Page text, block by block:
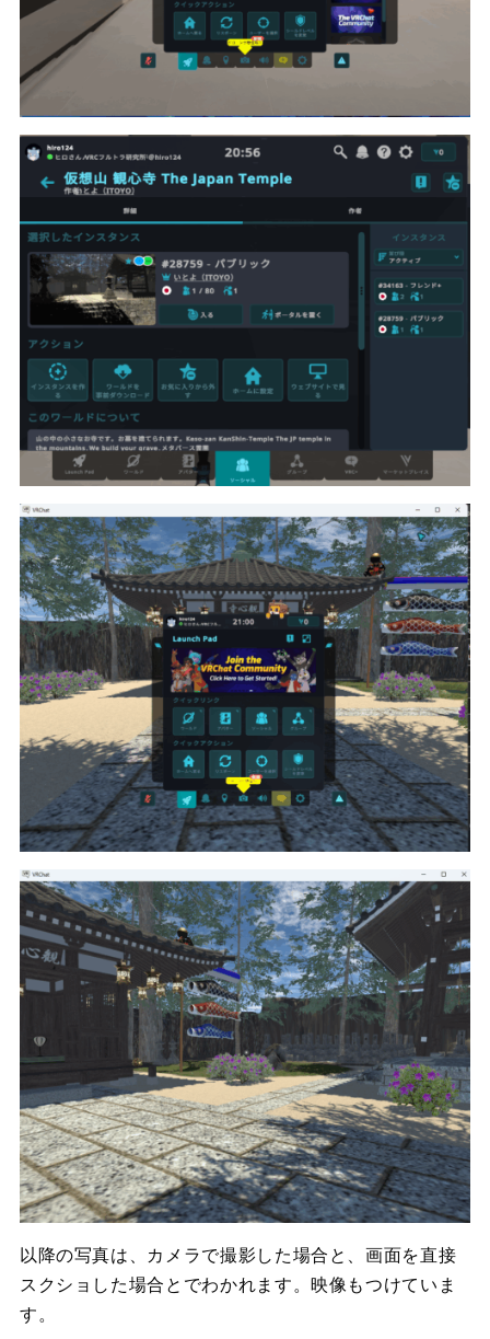
以降の写真は、カメラで撮影した場合と、画面を直接
スクショした場合とでわかれます。映像もつけていま
す。